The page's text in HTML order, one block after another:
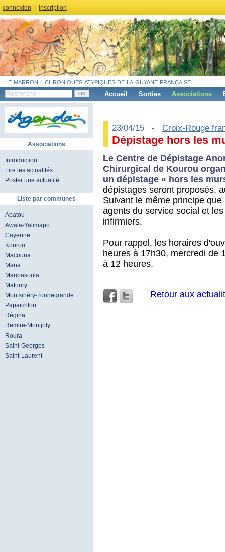
connexion inscription
le marron - chroniques atypiques de la guyane française
Accueil Sorties Associations
Associations
Introduction
Lire les actualités
Poster une actualité
Liste par communes
Apatou
Awala-Yalimapo
Cayenne
Kourou
Macouria
Mana
Maripasoula
Matoury
Montsinéry-Tonnegrande
Papaichton
Régina
Remire-Montjoly
Roura
Saint-Georges
Saint-Laurent
23/04/15 - Croix-Rouge
Dépistage hors les
Le Centre de Dépistage
Chirurgical de Kourou
un dépistage « hors les
dépistages seront proposés,
Suivant le même principe
agents du service social et
infirmiers.
Pour rappel, les horaires
heures à 17h30, mercredi de
à 12 heures.
Retour aux